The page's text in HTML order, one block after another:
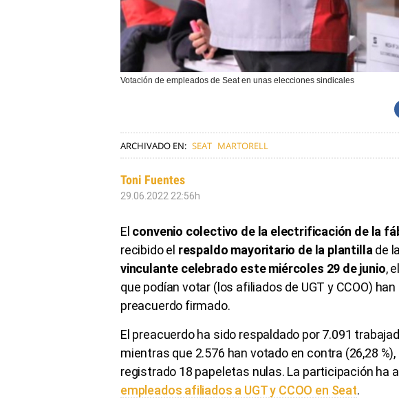
Votación de empleados de Seat en unas elecciones sindicales
ARCHIVADO EN: SEAT MARTORELL
Toni Fuentes
29.06.2022 22:56h
El convenio colectivo de la electrificación de la
recibido el respaldo mayoritario de la plantilla de
vinculante celebrado este miércoles 29 de junio,
que podían votar (los afiliados de UGT y CCOO)
preacuerdo firmado.
El preacuerdo ha sido respaldado por 7.091
mientras que 2.576 han votado en contra (26,28
registrado 18 papeletas nulas. La participación ha
empleados afiliados a UGT y CCOO en Seat.